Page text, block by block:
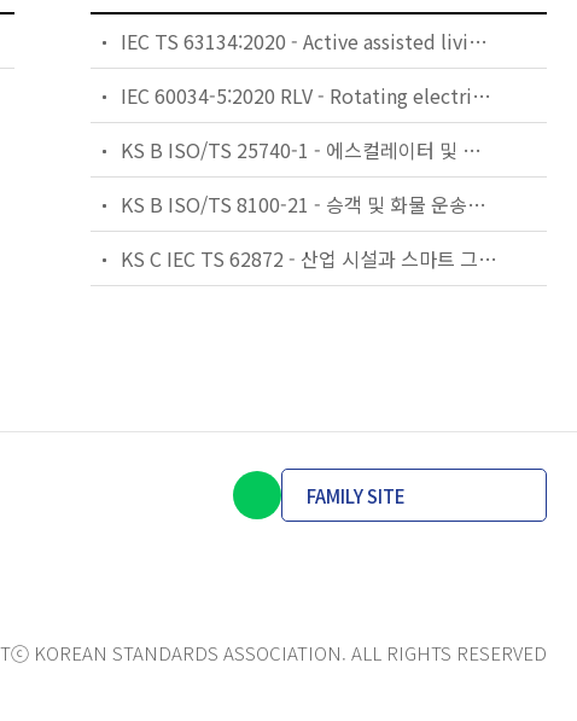
IEC TS 63134:2020 - Active assisted living (AAL) use cases
IEC 60034-5:2020 RLV - Rotating electrical machines - Part 5: Degrees of protection provided by the integral design of rotating electrical machines (IP code) - Classification
KS B ISO/TS 25740-1 - 에스컬레이터 및 무빙워크에 대한 안전요건 — 제1부: 세계공통 필수 안전요건(GESRs)
KS B ISO/TS 8100-21 - 승객 및 화물 운송용 엘리베이터 —제21부: 세계공통 필수안전요건(GESRs)을 충족하는 세계공통 안전 파라미터(GSPs)
KS C IEC TS 62872 - 산업 시설과 스마트 그리드 사이의 산업 공정 측정, 제어 및 자동화 시스템 인터페이스
FAMILY SITE
KOREAN STANDARDS ASSOCIATION. ALL RIGHTS RESERVED